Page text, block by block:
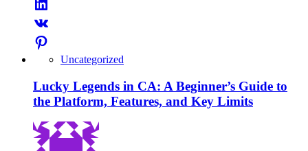
Uncategorized
Lucky Legends in CA: A Beginner’s Guide to
the Platform, Features, and Key Limits